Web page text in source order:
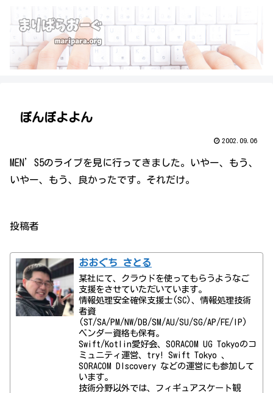
ぼんぼよよん
2002.09.06
MEN’S5のライブを見に行ってきました。いやー、もう、
いやー、もう、良かったです。それだけ。
投稿者
おおぐち さとる
某社にて、クラウドを使ってもらうようなご
支援をさせていただいています。
情報処理安全確保支援士(SC)、情報処理技術
者資
(ST/SA/PM/NW/DB/SM/AU/SU/SG/AP/FE/IP)
ベンダー資格も保有。
Swift/Kotlin愛好会、SORACOM UG Tokyoのコ
ミュニティ運営、try! Swift Tokyo 、
SORACOM DIscovery などの運営にも参加して
います。
技術分野以外では、フィギュアスケート観